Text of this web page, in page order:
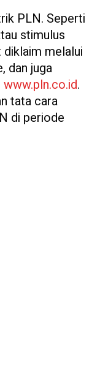
PLN. Seperti
stimulus
melalui
dan juga
www.pln.co.id.
tata cara
di periode